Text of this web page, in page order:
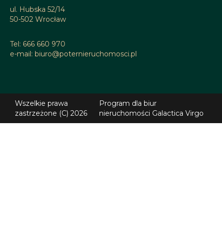
ul. Hubska 52/14
50-502 Wrocław
Tel: 666 660 970
e-mail: biuro@poternieruchomosci.pl
Wszelkie prawa
zastrzeżone (C) 2026
Program dla biur
nieruchomości Galactica Virgo